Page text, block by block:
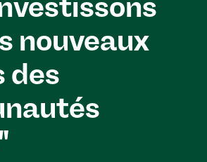
nouveaux
des